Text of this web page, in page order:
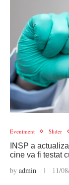
Eveniment Slider
INSP a
cine va fi testat
by admin 11/